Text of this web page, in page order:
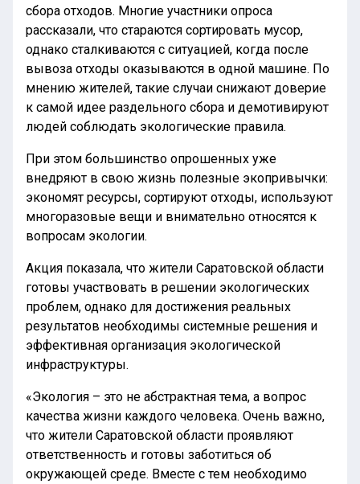
сбора отходов. Многие участники опроса
рассказали, что стараются сортировать мусор,
однако сталкиваются с ситуацией, когда после
вывоза отходы оказываются в одной машине. По
мнению жителей, такие случаи снижают доверие
к самой идее раздельного сбора и демотивируют
людей соблюдать экологические правила.
При этом большинство опрошенных уже
внедряют в свою жизнь полезные экопривычки:
экономят ресурсы, сортируют отходы, используют
многоразовые вещи и внимательно относятся к
вопросам экологии.
Акция показала, что жители Саратовской области
готовы участвовать в решении экологических
проблем, однако для достижения реальных
результатов необходимы системные решения и
эффективная организация экологической
инфраструктуры.
«Экология – это не абстрактная тема, а вопрос
качества жизни каждого человека. Очень важно,
что жители Саратовской области проявляют
ответственность и готовы заботиться об
окружающей среде. Вместе с тем необходимо